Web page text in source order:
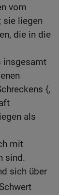
vom
sie liegen
die in die
insgesamt
{,
als
mit
sind.
sich über